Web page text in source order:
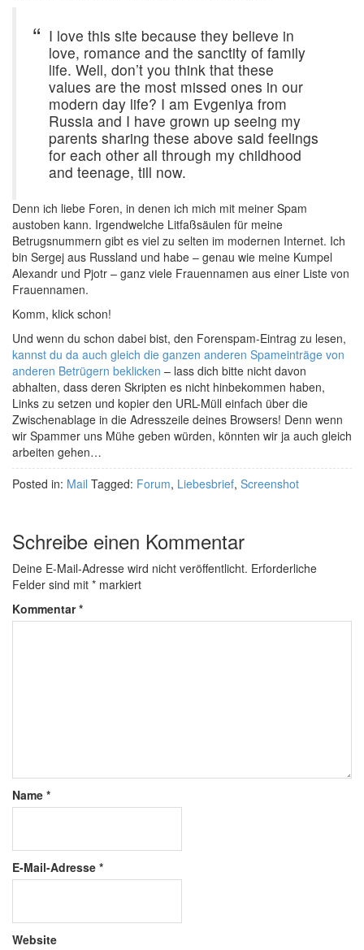
I love this site because they believe in
love, romance and the sanctity of family
life. Well, don’t you think that these
values are the most missed ones in our
modern day life? I am Evgeniya from
Russia and I have grown up seeing my
parents sharing these above said feelings
for each other all through my childhood
and teenage, till now.
Denn ich liebe Foren, in denen ich mich mit meiner Spam
austoben kann. Irgendwelche Litfaßsäulen für meine
Betrugsnummern gibt es viel zu selten im modernen Internet. Ich
bin Sergej aus Russland und habe – genau wie meine Kumpel
Alexandr und Pjotr – ganz viele Frauennamen aus einer Liste von
Frauennamen.
Komm, klick schon!
Und wenn du schon dabei bist, den Forenspam-Eintrag zu lesen,
kannst du da auch gleich die ganzen anderen Spameinträge von
anderen Betrügern beklicken – lass dich bitte nicht davon
abhalten, dass deren Skripten es nicht hinbekommen haben,
Links zu setzen und kopier den URL-Müll einfach über die
Zwischenablage in die Adresszeile deines Browsers! Denn wenn
wir Spammer uns Mühe geben würden, könnten wir ja auch gleich
arbeiten gehen…
Posted in: Mail Tagged: Forum, Liebesbrief, Screenshot
Schreibe einen Kommentar
Deine E-Mail-Adresse wird nicht veröffentlicht. Erforderliche
Felder sind mit * markiert
Kommentar*
Name *
E-Mail-Adresse *
Website